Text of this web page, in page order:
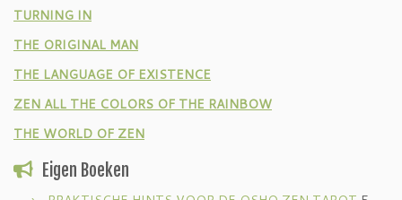
TURNING IN
THE ORIGINAL MAN
THE LANGUAGE OF EXISTENCE
ZEN ALL THE COLORS OF THE RAINBOW
THE WORLD OF ZEN
Eigen Boeken